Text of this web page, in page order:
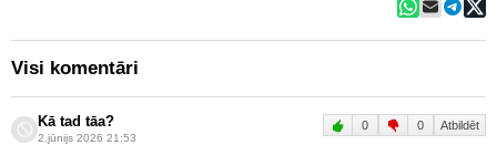
Visi komentāri
Kā tad tāa?
2.jūnijs 2026 21:53
0 0 Atbildēt